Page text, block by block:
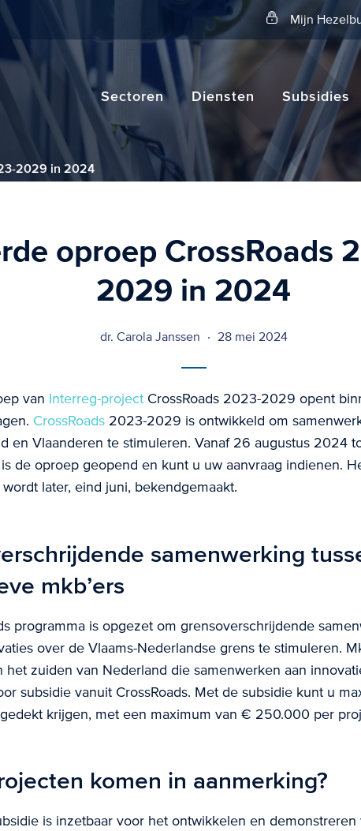
Mijn
Zoeken
Sectoren Diensten Subsidies
2029 in 2024
oproep CrossRoads
2029 in 2024
dr. Carola Janssen 28 mei 2024
van Interreg-projectCrossRoads 2023-2029 opent
CrossRoads2023-2029 is ontwikkeld om
en Vlaanderen te stimuleren. Vanaf 26 augustus 2024
de oproep geopend en kunt u uw aanvraag indienen.
later, eind juni, bekendgemaakt.
samenwerking
mkb’ers
programma is opgezet om grensoverschrijdende
over de Vlaams-Nederlandse grens te stimuleren.
het zuiden van Nederland die samenwerken aan
subsidie vanuit CrossRoads. Met de subsidie kunt u
krijgen, met een maximum van € 250.000 per
komen in aanmerking?
is inzetbaar voor het ontwikkelen en